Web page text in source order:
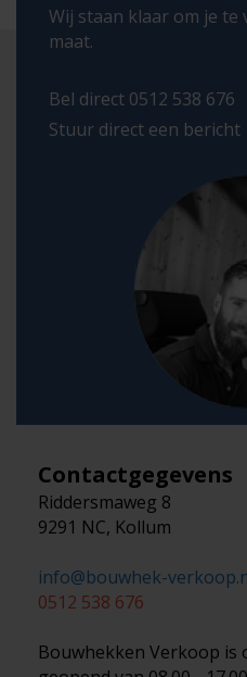
Wij staan klaar om je te
maat.
Bel direct 0512 538 676
Stuur direct een bericht
Contactgegevens
Riddersmaweg 8
9291 NC, Kollum
info@bouwhek-
0512 538 676
Bouwhekken Verkoop is